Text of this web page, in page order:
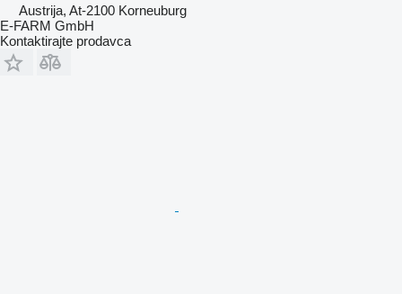
Austrija, At-2100 Korneuburg
E-FARM GmbH
Kontaktirajte prodavca